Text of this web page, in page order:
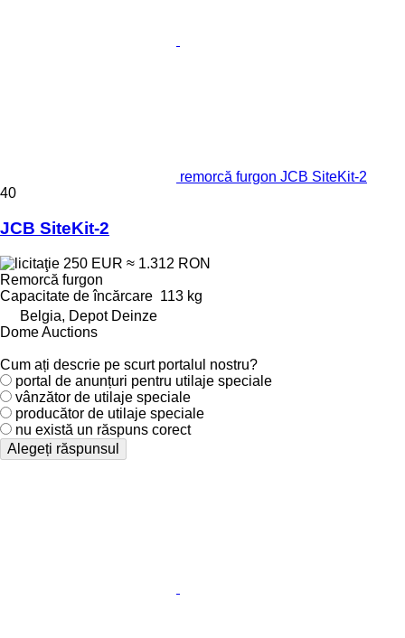
remorcă furgon JCB SiteKit-2
40
JCB SiteKit-2
250 EUR ≈ 1.312 RON
Remorcă furgon
Capacitate de încărcare 113 kg
Belgia, Depot Deinze
Dome Auctions
Cum ați descrie pe scurt portalul nostru?
portal de anunțuri pentru utilaje speciale
vânzător de utilaje speciale
producător de utilaje speciale
nu există un răspuns corect
Alegeți răspunsul